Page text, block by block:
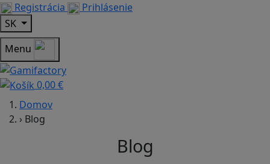
Registrácia
Prihlásenie
SK
Menu
0,00 €
Domov
› Blog
Blog